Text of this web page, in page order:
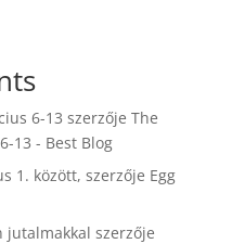
6-13 szerzője The
13 - Best Blog
1. között, szerzője Egg
jutalmakkal szerzője